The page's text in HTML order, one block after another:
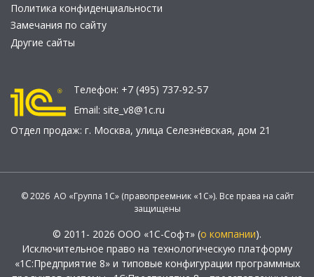
Политика конфиденциальности
Замечания по сайту
Другие сайты
Телефон: +7 (495) 737-92-57
Email: site_v8@1c.ru
Отдел продаж: г. Москва, улица Селезнёвская, дом 21
© 2026 АО «Группа 1С» (правопреемник «1С»). Все права на сайт
защищены
© 2011- 2026 ООО «1С-Софт» (о компании).
Исключительное право на технологическую платформу
«1С:Предприятие 8» и типовые конфигурации программных